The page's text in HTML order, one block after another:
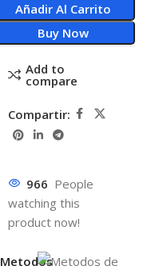
Añadir Al Carrito
Buy Now
Add to
compare
Compartir:
966 People
watching this
product now!
Metodos